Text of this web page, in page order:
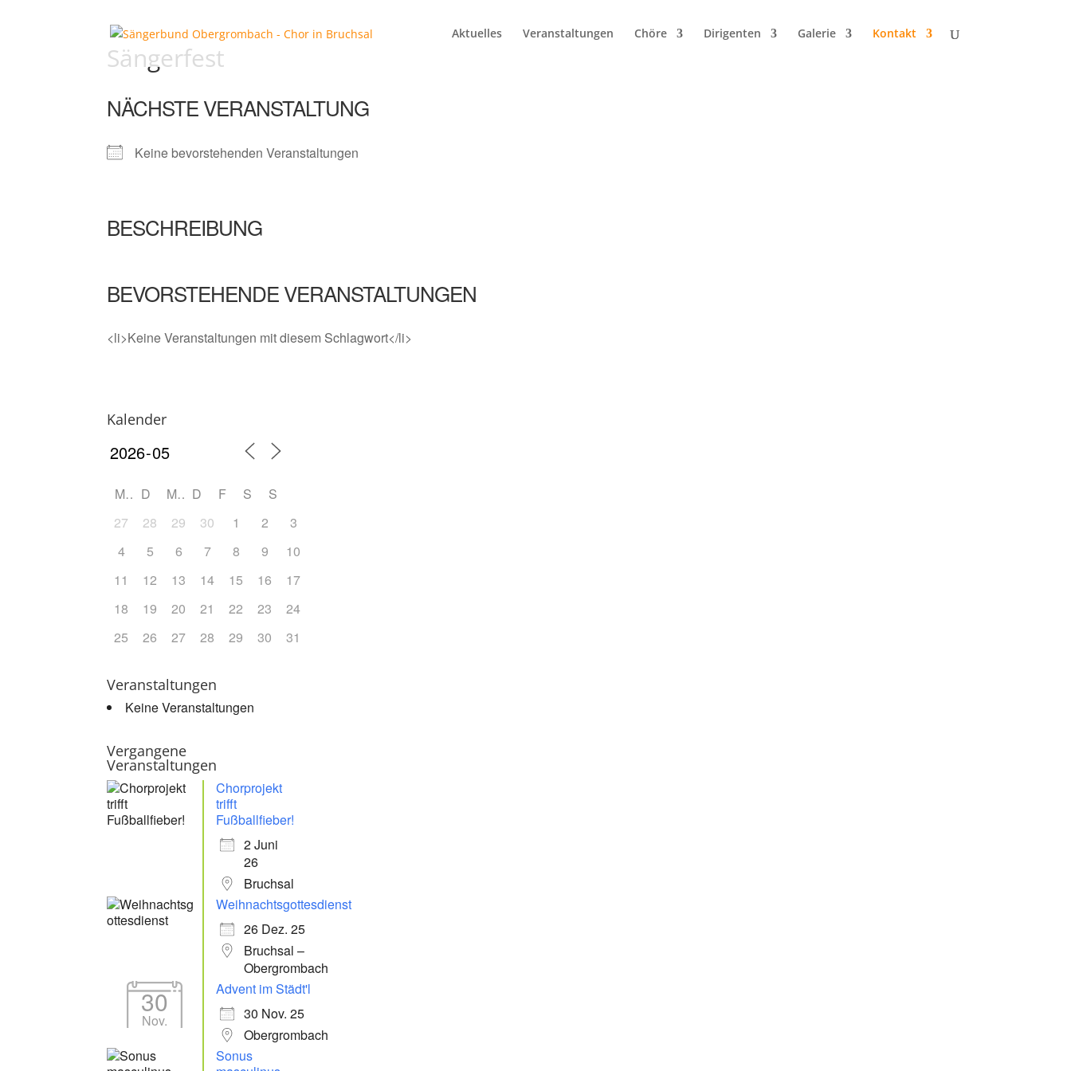
Aktuelles Veranstaltungen Chöre Dirigenten Galerie Kontakt
Sängerfest
NÄCHSTE VERANSTALTUNG
Keine bevorstehenden Veranstaltungen
BESCHREIBUNG
BEVORSTEHENDE VERANSTALTUNGEN
<li>Keine Veranstaltungen mit diesem Schlagwort</li>
Kalender
M D M D F S
S
27
28 29 30 1 2
3
4
5 6 7 8 9
10
11
12 13 14 15 16
17
18
19 20 21 22 23
24
25
26 27 28 29 30 31
Veranstaltungen
Keine Veranstaltungen
Vergangene
Veranstaltungen
Chorprojekt
trifft
Fußballfieber!
2 Juni
26
Bruchsal
Weihnachtsgottesdienst
26 Dez. 25
Bruchsal –
Obergrombach
30
Nov.
Advent im Städt'l
30 Nov. 25
Obergrombach
Sonus